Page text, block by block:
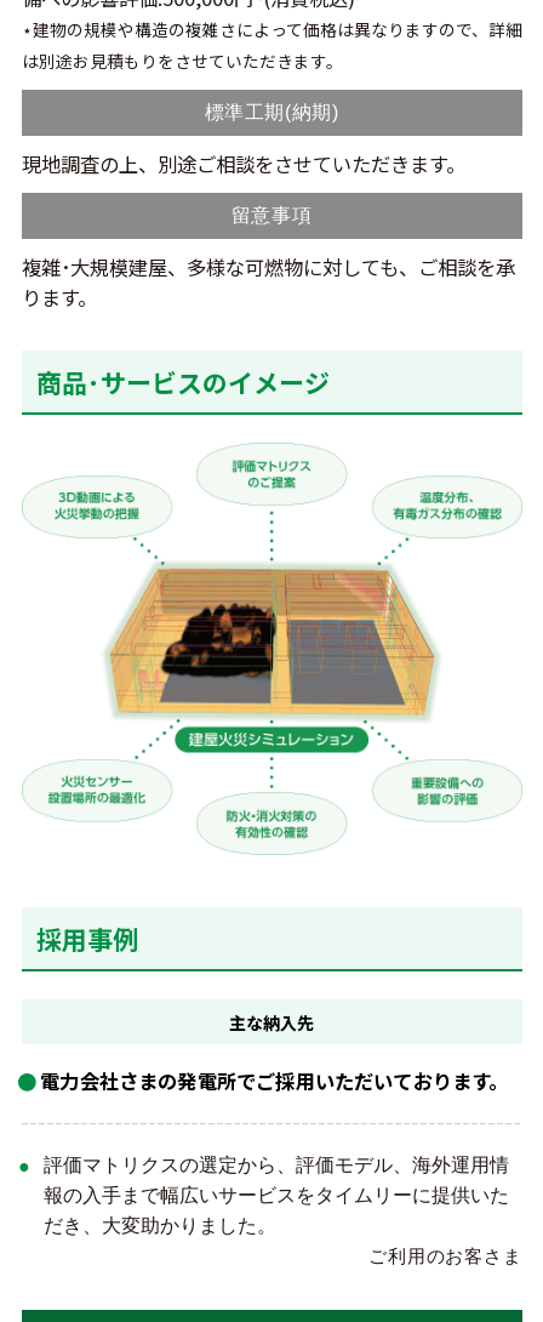
⋆建物の規模や構造の複雑さによって価格は異なりますので、詳細
は別途お見積もりをさせていただきます。
標準工期(納期)
現地調査の上、別途ご相談をさせていただきます。
留意事項
複雑･大規模建屋、多様な可燃物に対しても、ご相談を承
ります。
商品･サービスのイメージ
採用事例
主な納入先
電力会社さまの発電所でご採用いただいております。
評価マトリクスの選定から、評価モデル、海外運用情
報の入手まで幅広いサービスをタイムリーに提供いた
だき、大変助かりました。
ご利用のお客さま